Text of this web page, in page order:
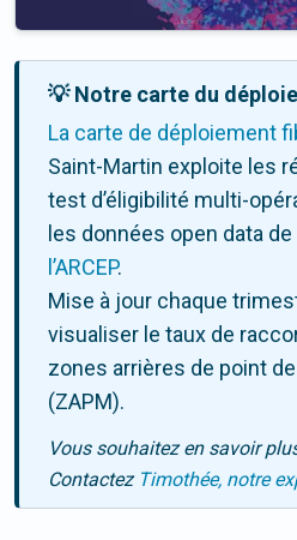
💡 Notre carte du
La carte de déploiement
Saint-Martin exploite les
test d’éligibilité multi-
les données open data
l’ARCEP.
Mise à jour chaque
visualiser le taux de
zones arrières de point
(ZAPM).
Vous souhaitez en savoir
Contactez Timothée, notre